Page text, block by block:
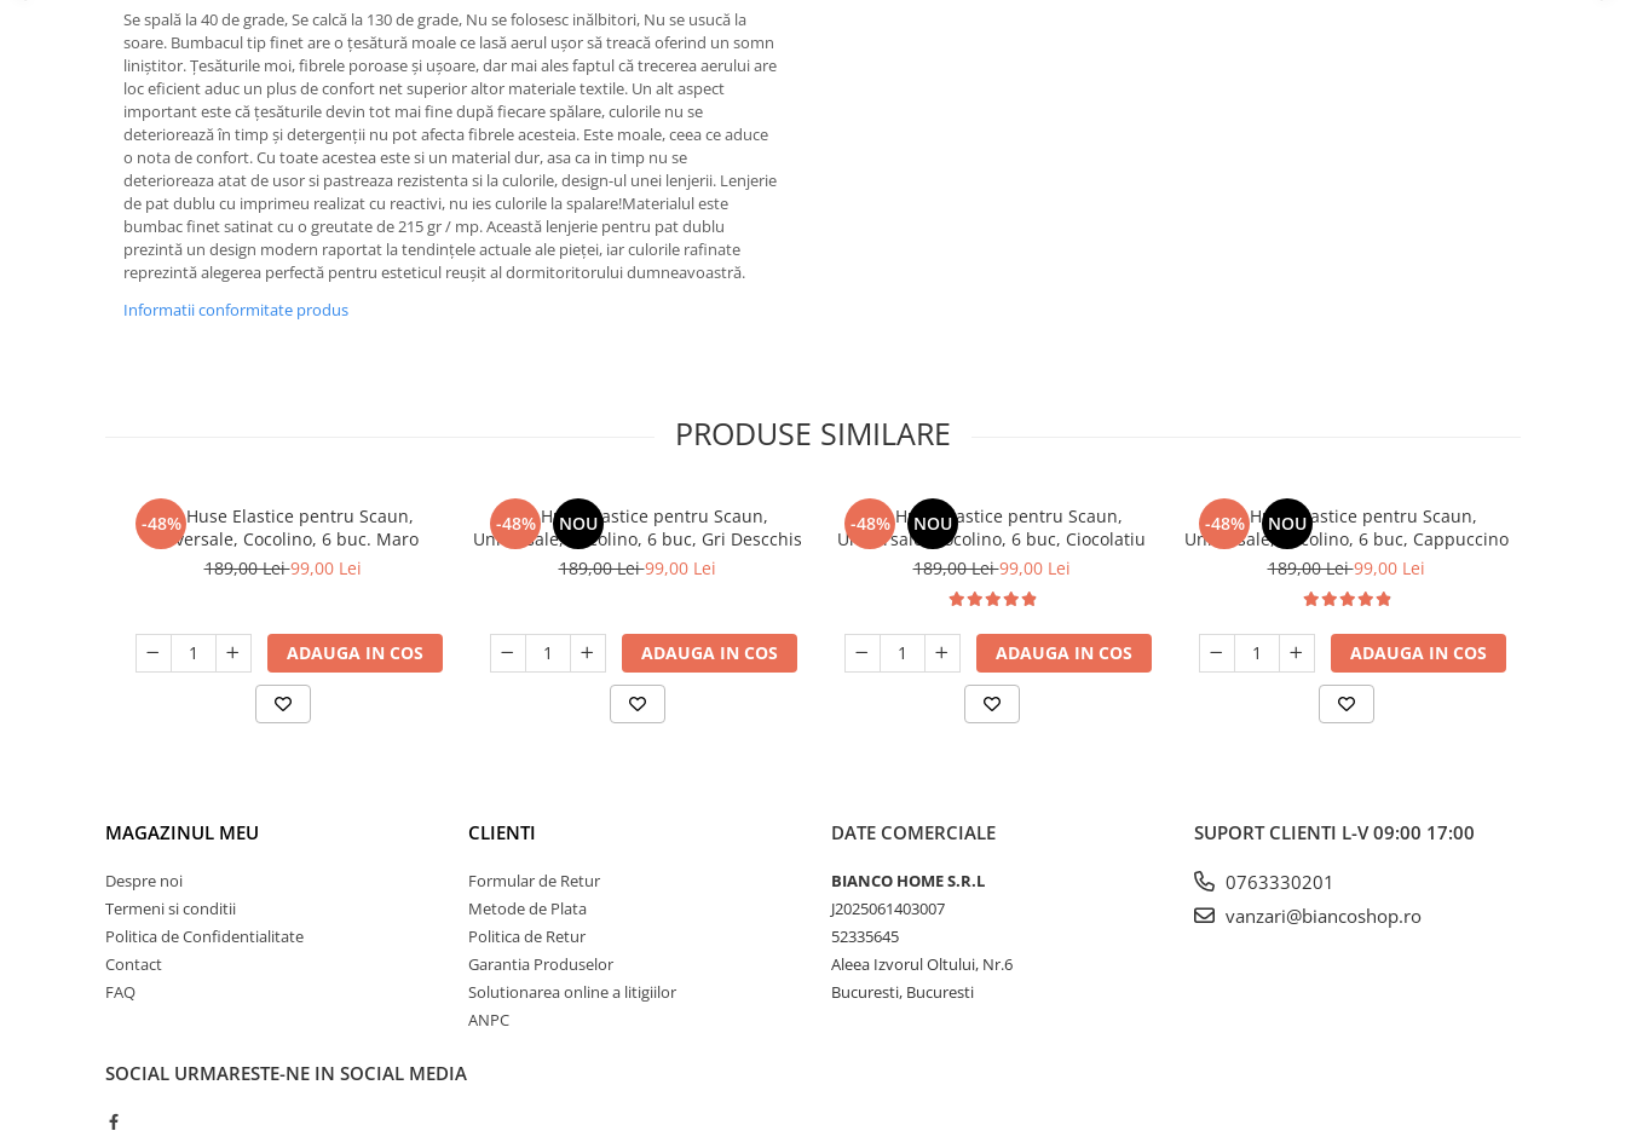
Se spală la 40 de grade, Se calcă la 130 de grade, Nu se folosesc inălbitori, Nu se usucă la
soare. Bumbacul tip finet are o țesătură moale ce lasă aerul ușor să treacă oferind un somn
liniștitor. Țesăturile moi, fibrele poroase și ușoare, dar mai ales faptul că trecerea aerului are
loc eficient aduc un plus de confort net superior altor materiale textile. Un alt aspect
important este că țesăturile devin tot mai fine după fiecare spălare, culorile nu se
deteriorează în timp și detergenții nu pot afecta fibrele acesteia. Este moale, ceea ce aduce
o nota de confort. Cu toate acestea este si un material dur, asa ca in timp nu se
deterioreaza atat de usor si pastreaza rezistenta si la culorile, design-ul unei lenjerii. Lenjerie
de pat dublu cu imprimeu realizat cu reactivi, nu ies culorile la spalare!Materialul este
bumbac finet satinat cu o greutate de 215 gr / mp. Această lenjerie pentru pat dublu
prezintă un design modern raportat la tendințele actuale ale pieței, iar culorile rafinate
reprezintă alegerea perfectă pentru esteticul reușit al dormitoritorului dumneavoastră.
Informatii conformitate produs
PRODUSE SIMILARE
-48%
Set, Huse Elastice pentru Scaun,
Universale, Cocolino, 6 buc. Maro
189,00 Lei99,00 Lei
ADAUGA IN COS
-48% NOU
Set, Huse Elastice pentru Scaun,
Universale, Cocolino, 6 buc, Gri Descchis
189,00 Lei99,00 Lei
ADAUGA IN COS
-48% NOU
Set, Huse Elastice pentru Scaun,
Universale, Cocolino, 6 buc, Ciocolatiu
189,00 Lei99,00 Lei
ADAUGA IN COS
-48% NOU
Set, Huse Elastice pentru Scaun,
Universale, Cocolino, 6 buc, Cappuccino
189,00 Lei99,00 Lei
ADAUGA IN COS
MAGAZINUL MEU
Despre noi
Termeni si conditii
Politica de Confidentialitate
Contact
FAQ
CLIENTI
Formular de Retur
Metode de Plata
Politica de Retur
Garantia Produselor
Solutionarea online a litigiilor
ANPC
DATE COMERCIALE
BIANCO HOME S.R.L
J2025061403007
52335645
Aleea Izvorul Oltului, Nr.6
Bucuresti, Bucuresti
SUPORT CLIENTI L-V 09:00 17:00
0763330201
vanzari@biancoshop.ro
SOCIAL URMARESTE-NE IN SOCIAL MEDIA